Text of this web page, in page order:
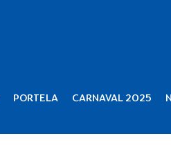
PORTELA CARNAVAL 2025